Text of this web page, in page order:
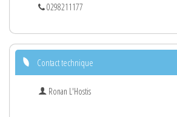
0298211177
Contact technique
Ronan L'Hostis